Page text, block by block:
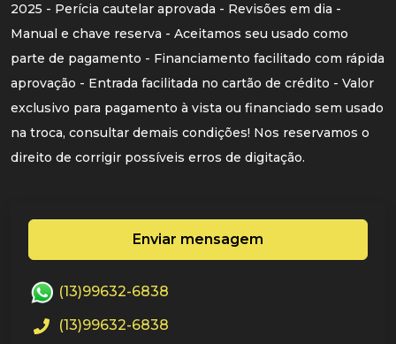
2025 - Perícia cautelar aprovada - Revisões em dia -
Manual e chave reserva - Aceitamos seu usado como
parte de pagamento - Financiamento facilitado com rápida
aprovação - Entrada facilitada no cartão de crédito - Valor
exclusivo para pagamento à vista ou financiado sem usado
na troca, consultar demais condições! Nos reservamos o
direito de corrigir possíveis erros de digitação.
Enviar mensagem
(13)99632-6838
(13)99632-6838